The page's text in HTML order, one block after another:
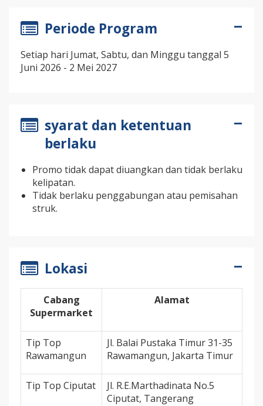
Periode Program
Setiap hari Jumat, Sabtu, dan Minggu tanggal 5
Juni 2026 - 2 Mei 2027
syarat dan ketentuan
berlaku
Promo tidak dapat diuangkan dan tidak berlaku
kelipatan.
Tidak berlaku penggabungan atau pemisahan
struk.
Lokasi
Cabang
Supermarket
Alamat
Tip Top
Rawamangun
Jl. Balai Pustaka Timur 31-35
Rawamangun, Jakarta Timur
Tip Top Ciputat
Jl. R.E.Marthadinata No.5
Ciputat, Tangerang